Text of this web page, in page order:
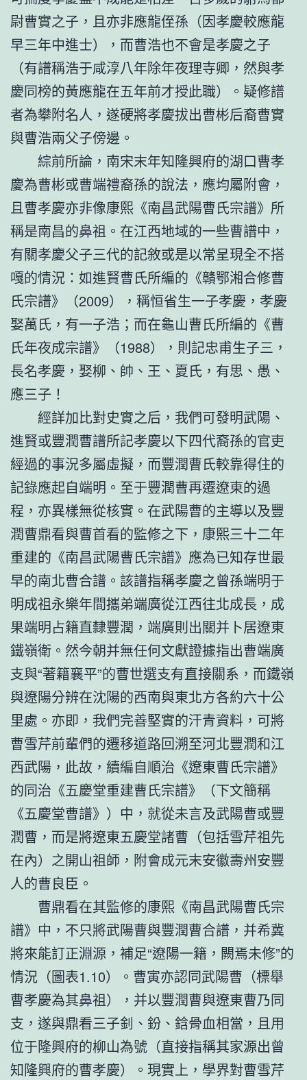
尉曹實之子，且亦非應龍侄孫（因孝慶較應龍
早三年中進士），而曹浩也不會是孝慶之子
（有譜稱浩于咸淳八年除年夜理寺卿，然與孝
慶同榜的黃應龍在五年前才授此職）。疑修譜
者為攀附名人，遂硬將孝慶拔出曹彬后裔曹實
與曹浩兩父子傍邊。
綜前所論，南宋末年知隆興府的湖口曹孝
慶為曹彬或曹端禮裔孫的說法，應均屬附會，
且曹孝慶亦非像康熙《南昌武陽曹氏宗譜》所
稱是南昌的鼻祖。在江西地域的一些曹譜中，
有關孝慶父子三代的記敘或是以常呈現全不搭
嘎的情況：如進賢曹氏所編的《贛鄂湘合修曹
氏宗譜》（2009），稱恒省生一子孝慶，孝慶
娶萬氏，有一子浩；而在龜山曹氏所編的《曹
氏年夜成宗譜》（1988），則記忠甫生子三，
長名孝慶，娶柳、帥、王、夏氏，有思、愚、
應三子！
經詳加比對史實之后，我們可發明武陽、
進賢或豐潤曹譜所記孝慶以下四代裔孫的官吏
經過的事況多屬虛擬，而豐潤曹氏較靠得住的
記錄應起自端明。至于豐潤曹再遷遼東的過
程，亦異樣無從核實。在武陽曹的主導以及豐
潤曹鼎看與曹首看的監修之下，康熙三十二年
重建的《南昌武陽曹氏宗譜》應為已知存世最
早的南北曹合譜。該譜指稱孝慶之曾孫端明于
明成祖永樂年間攜弟端廣從江西往北成長，成
果端明占籍直隸豐潤，端廣則出關并卜居遼東
鐵嶺衛。然今朝并無任何文獻證據指出曹端廣
支與“著籍襄平”的曹世選支有直接關系，而鐵嶺
與遼陽分辨在沈陽的西南與東北方各約六十公
里處。亦即，我們完善堅實的汗青資料，可將
曹雪芹前輩們的遷移道路回溯至河北豐潤和江
西武陽，此故，續編自順治《遼東曹氏宗譜》
的同治《五慶堂重建曹氏宗譜》（下文簡稱
《五慶堂曹譜》）中，就從未言及武陽曹或豐
潤曹，而是將遼東五慶堂諸曹（包括雪芹祖先
在內）之開山祖師，附會成元末安徽壽州安豐
人的曹良臣。
曹鼎看在其監修的康熙《南昌武陽曹氏宗
譜》中，不只將武陽曹與豐潤曹合譜，并希冀
將來能訂正淵源，補足“遼陽一籍，闕焉未修”的
情況（圖表1.10）。曹寅亦認同武陽曹（標舉
曹孝慶為其鼻祖），并以豐潤曹與遼東曹乃同
支，遂與鼎看三子釗、鈖、鋡骨血相當，且用
位于隆興府的柳山為號（直接指稱其家源出曾
知隆興府的曹孝慶）。現實上，學界對曹雪芹